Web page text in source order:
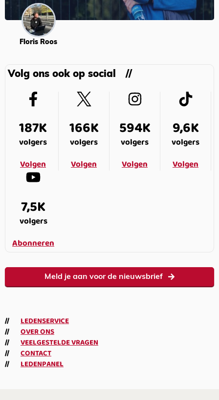
Floris Roos
Volg ons ook op social
187K
volgers
Volgen
166K
volgers
Volgen
594K
volgers
Volgen
9,6K
volgers
Volgen
7,5K
volgers
Abonneren
Meld je aan voor de nieuwsbrief
LEDENSERVICE
OVER ONS
VEELGESTELDE VRAGEN
CONTACT
LEDENPANEL